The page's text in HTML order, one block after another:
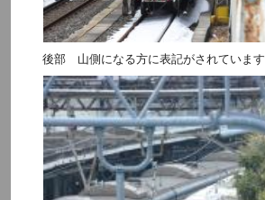
後部 山側になる方に表記がされています